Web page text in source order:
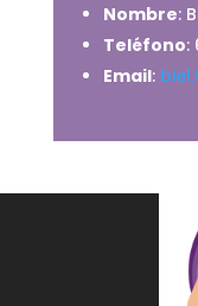
Nombre:
Teléfono:
Email: